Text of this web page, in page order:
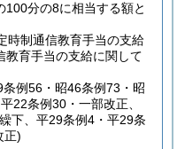
100分の8に相当する額と
時制通信教育手当の支給
教育手当の支給に関して
例56・昭46条例73・昭
22条例30・一部改正、
下、平29条例4・平29条
正)